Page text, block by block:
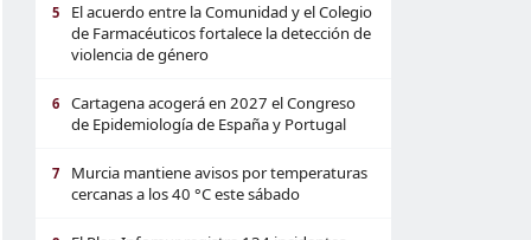
5
El acuerdo entre la Comunidad y el Colegio
de Farmacéuticos fortalece la detección de
violencia de género
6
Cartagena acogerá en 2027 el Congreso
de Epidemiología de España y Portugal
7
Murcia mantiene avisos por temperaturas
cercanas a los 40 °C este sábado